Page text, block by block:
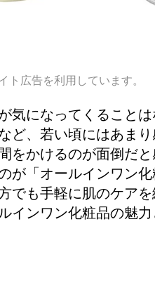
ト広告を利用しています。
気になってくること
ど、若い頃にはあま
をかけるのが面倒だ
が「オールインワン
でも手軽に肌のケア
インワン化粧品の魅